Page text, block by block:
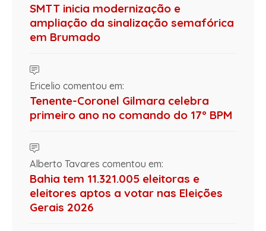
SMTT inicia modernização e
ampliação da sinalização semafórica
em Brumado
Ericelio comentou em:
Tenente-Coronel Gilmara celebra
primeiro ano no comando do 17º BPM
Alberto Tavares comentou em:
Bahia tem 11.321.005 eleitoras e
eleitores aptos a votar nas Eleições
Gerais 2026